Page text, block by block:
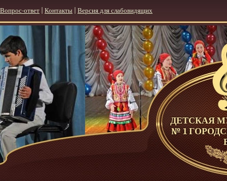
ДЕТСКАЯ
№ 1
Вопрос-ответ Контакты Версия для слабовидящих